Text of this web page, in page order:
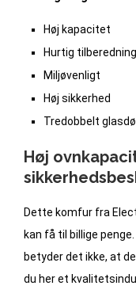
Høj kapacitet
Hurtig tilberedning
Miljøvenligt
Høj sikkerhed
Tredobbelt
Høj
Dette komfur fra
kan få til billige
betyder det ikke, at
du her et